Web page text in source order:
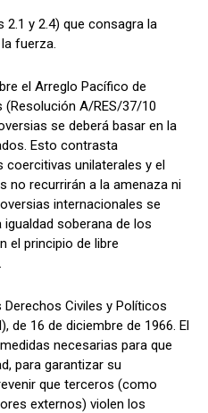
2.1 y 2.4) que consagra la
fuerza.
el Arreglo Pacífico de
A/RES/37/10
se deberá basar en la
Esto contrasta
unilaterales y el
no recurrirán a la amenaza ni
internacionales se
soberana de los
el principio de libre
Civiles y Políticos
de 16 de diciembre de 1966. El
necesarias para que
para garantizar su
que terceros (como
externos) violen los